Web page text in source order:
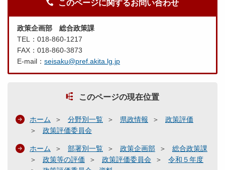
このページに関するお問い合わせ
政策企画部 総合政策課
TEL：018-860-1217
FAX：018-860-3873
E-mail： seisaku@pref.akita.lg.jp
このページの現在位置
ホーム 分野別一覧 県政情報
政策評価
政策評価委員会
ホーム 部署別一覧 政策企画部
総合政策課
政策等の評価
政策評価委員会
令和５年度